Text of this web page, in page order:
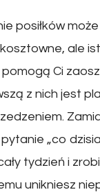
posiłków
ale
Ci
z nich jest
„co
tydzień i
unikniesz